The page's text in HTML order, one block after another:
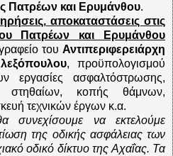
Πατρέων και Ερυμάνθου.
αποκαταστάσεις στις
Πατρέων και Ερυμάνθου
του Αντιπεριφερειάρχη
, προϋπολογισμού
εργασίες ασφαλτόστρωσης,
στηθαίων, κοπής θάμνων,
τεχνικών έργων κ.α.
συνεχίσουμε να εκτελούμε
της οδικής ασφάλειας των
οδικό δίκτυο της Αχαΐας. Τα